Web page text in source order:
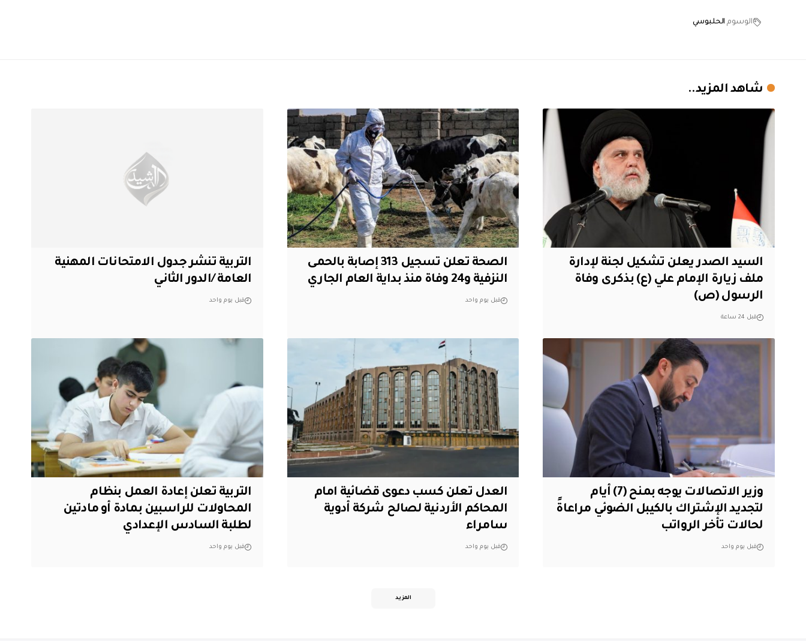
الوسوم الحلبوسي
شاهد المزيد..
السيد الصدر يعلن تشكيل لجنة لإدارة
ملف زيارة الإمام علي (ع) بذكرى وفاة
الرسول (ص)
قبل 24 ساعة
الصحة تعلن تسجيل 313 إصابة بالحمى
النزفية و24 وفاة منذ بداية العام الجاري
قبل يوم واحد
التربية تنشر جدول الامتحانات المهنية
العامة /الدور الثاني
قبل يوم واحد
وزير الاتصالات يوجه بمنح (7) أيام
لتجديد الإشتراك بالكيبل الضوئي مراعاةً
لحالات تأخر الرواتب
قبل يوم واحد
العدل تعلن كسب دعوى قضائية امام
المحاكم الأردنية لصالح شركة أدوية
سامراء
قبل يوم واحد
التربية تعلن إعادة العمل بنظام
المحاولات للراسبين بمادة أو مادتين
لطلبة السادس الإعدادي
قبل يوم واحد
المزيد